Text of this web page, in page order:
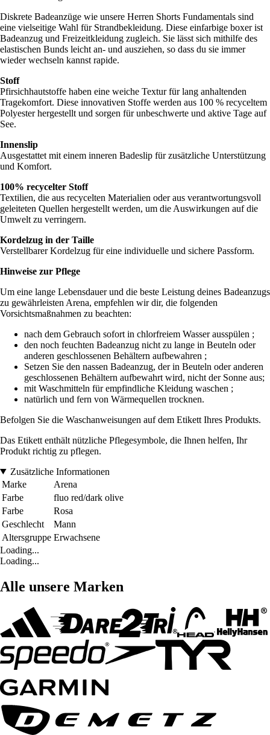
Diskrete Badeanzüge wie unsere Herren Shorts Fundamentals sind
eine vielseitige Wahl für Strandbekleidung. Diese einfarbige boxer ist
Badeanzug und Freizeitkleidung zugleich. Sie lässt sich mithilfe des
elastischen Bunds leicht an- und ausziehen, so dass du sie immer
wieder wechseln kannst rapide.
Stoff
Pfirsichhautstoffe haben eine weiche Textur für lang anhaltenden
Tragekomfort. Diese innovativen Stoffe werden aus 100 % recyceltem
Polyester hergestellt und sorgen für unbeschwerte und aktive Tage auf
See.
Innenslip
Ausgestattet mit einem inneren Badeslip für zusätzliche Unterstützung
und Komfort.
100% recycelter Stoff
Textilien, die aus recycelten Materialien oder aus verantwortungsvoll
geleiteten Quellen hergestellt werden, um die Auswirkungen auf die
Umwelt zu verringern.
Kordelzug in der Taille
Verstellbarer Kordelzug für eine individuelle und sichere Passform.
Hinweise zur Pflege
Um eine lange Lebensdauer und die beste Leistung deines Badeanzugs
zu gewährleisten Arena, empfehlen wir dir, die folgenden
Vorsichtsmaßnahmen zu beachten:
nach dem Gebrauch sofort in chlorfreiem Wasser ausspülen ;
den noch feuchten Badeanzug nicht zu lange in Beuteln oder
anderen geschlossenen Behältern aufbewahren ;
Setzen Sie den nassen Badeanzug, der in Beuteln oder anderen
geschlossenen Behältern aufbewahrt wird, nicht der Sonne aus;
mit Waschmitteln für empfindliche Kleidung waschen ;
natürlich und fern von Wärmequellen trocknen.
Befolgen Sie die Waschanweisungen auf dem Etikett Ihres Produkts.
Das Etikett enthält nützliche Pflegesymbole, die Ihnen helfen, Ihr
Produkt richtig zu pflegen.
Zusätzliche Informationen
Marke
Arena
Farbe
fluo red/dark olive
Farbe
Rosa
Geschlecht
Mann
Altersgruppe Erwachsene
Loading...
Loading...
Alle unsere Marken